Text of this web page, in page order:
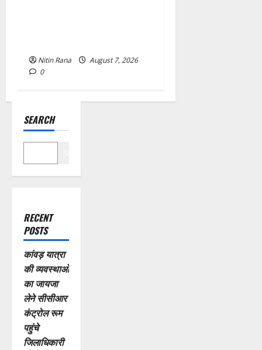
Nitin Rana
August 7, 2026
0
SEARCH
RECENT
POSTS
कांवड़ यात्रा
की व्यवस्थाओं
का जायजा
लेने सीसीआर
कंट्रोल रूम
पहुंचे
जिलाधिकारी